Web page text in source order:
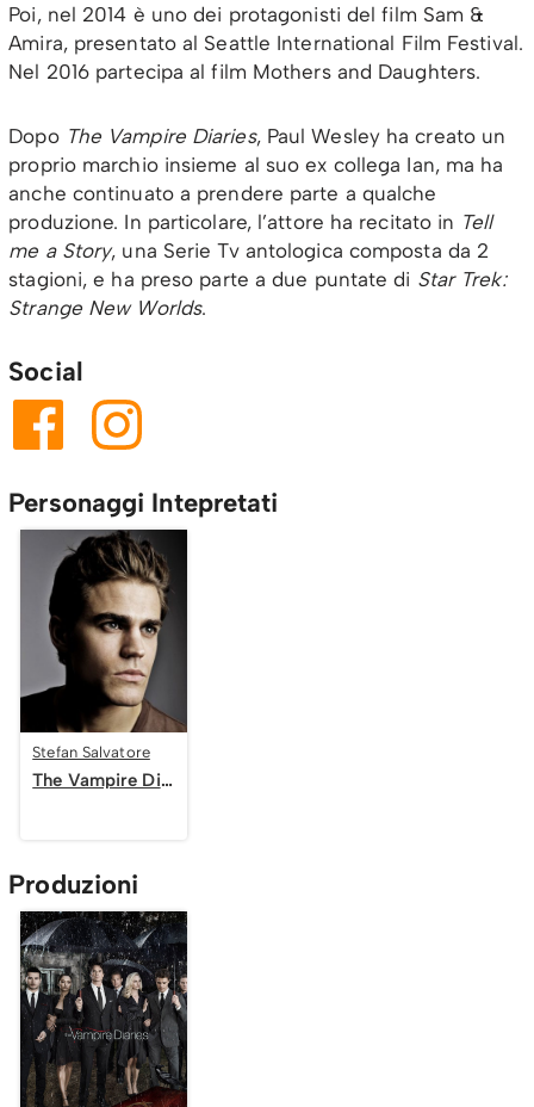
Poi, nel 2014 è uno dei protagonisti del film Sam &
Amira, presentato al Seattle International Film Festival.
Nel 2016 partecipa al film Mothers and Daughters.
Dopo The Vampire Diaries, Paul Wesley ha creato un
proprio marchio insieme al suo ex collega Ian, ma ha
anche continuato a prendere parte a qualche
produzione. In particolare, l’attore ha recitato in Tell
me a Story, una Serie Tv antologica composta da 2
stagioni, e ha preso parte a due puntate di Star Trek:
Strange New Worlds.
Social
Personaggi Intepretati
Stefan Salvatore
The Vampire Diaries
Produzioni